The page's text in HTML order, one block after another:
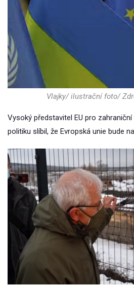
Vlajky/ ilustrační foto/
Vysoký představitel EU pro
politiku slíbil, že Evropská unie bude